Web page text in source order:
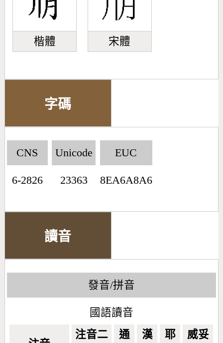
楷體 宋體
字碼
CNS
6-2826
Unicode
23363
EUC
8EA6A8A6
讀音
發音/拼音
國語讀音
注音二 通 漢 耶 威妥